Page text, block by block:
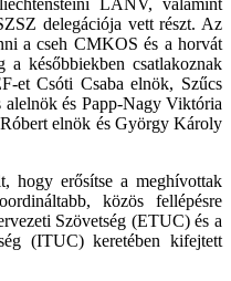
LANV, valamint
delegációja vett részt. Az
a cseh CMKOS és a horvát
a későbbiekben csatlakoznak
et Csóti Csaba elnök, Szűcs
és Papp-Nagy Viktória
elnök és György Károly
hogy erősítse a meghívottak
közös fellépésre
Szövetség (ETUC) és a
(ITUC) keretében kifejtett